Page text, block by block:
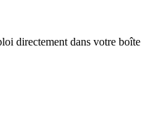
directement dans votre boîte